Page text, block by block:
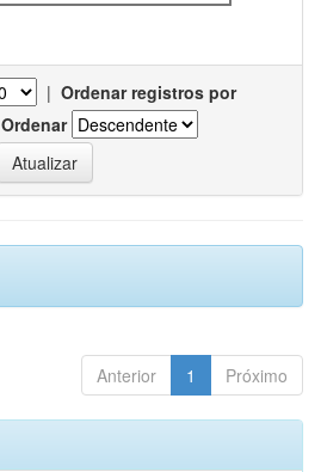
| Ordenar registros por
Ordenar
Anterior 1 Próximo